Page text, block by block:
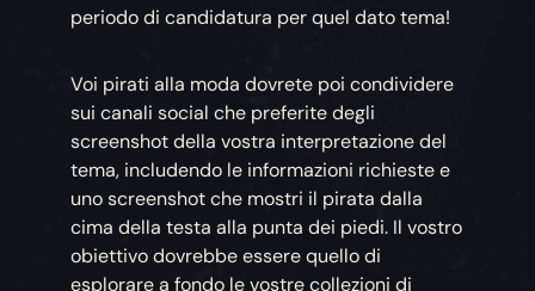
periodo di candidatura per quel dato tema!
Voi pirati alla moda dovrete poi condividere
sui canali social che preferite degli
screenshot della vostra interpretazione del
tema, includendo le informazioni richieste e
uno screenshot che mostri il pirata dalla
cima della testa alla punta dei piedi. Il vostro
obiettivo dovrebbe essere quello di
esplorare a fondo le vostre collezioni di